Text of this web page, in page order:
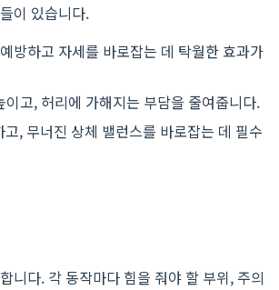
이 있습니다.
방하고 자세를 바로잡는 데 탁월한 효과가
고, 허리에 가해지는 부담을 줄여줍니다.
, 무너진 상체 밸런스를 바로잡는 데 필수
니다. 각 동작마다 힘을 줘야 할 부위, 주의